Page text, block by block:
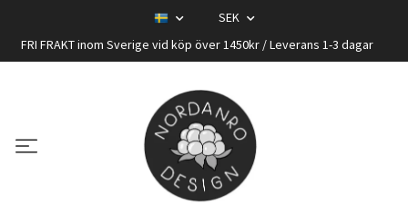
SEK
FRI FRAKT inom Sverige vid köp över 1450kr / Leverans 1-3 dagar